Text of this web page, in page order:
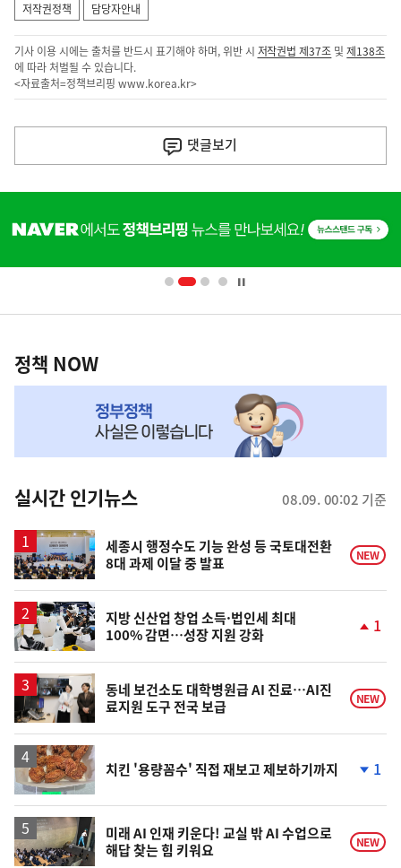
저작권정책
담당자안내
기사 이용 시에는 출처를 반드시 표기해야 하며, 위반 시 저작권법 제37조 및제138조
에 따라 처벌될 수 있습니다.
<자료출처=정책브리핑 www.korea.kr>
다
음
기
댓글보기
단
영
책
NOW,
뉴
스
정책 NOW
실시간 인기뉴스 08.09. 00:02 기준
세종시 행정수도 기능 완성 등 국토대전환
8대 과제 이달 중 발표
NEW
지방 신산업 창업 소득·법인세 최대
100% 감면…성장 지원 강화
승
1
동네 보건소도 대학병원급 AI 진료…AI진
료지원 도구 전국 보급
NEW
치킨 '용량꼼수' 직접 재보고 제보하기까지
락
1
미래 AI 인재 키운다! 교실 밖 AI 수업으로
해답 찾는 힘 키워요
NEW